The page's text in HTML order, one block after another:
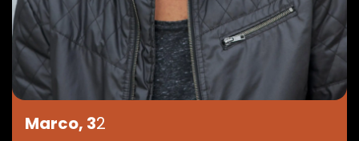
Marco, 32